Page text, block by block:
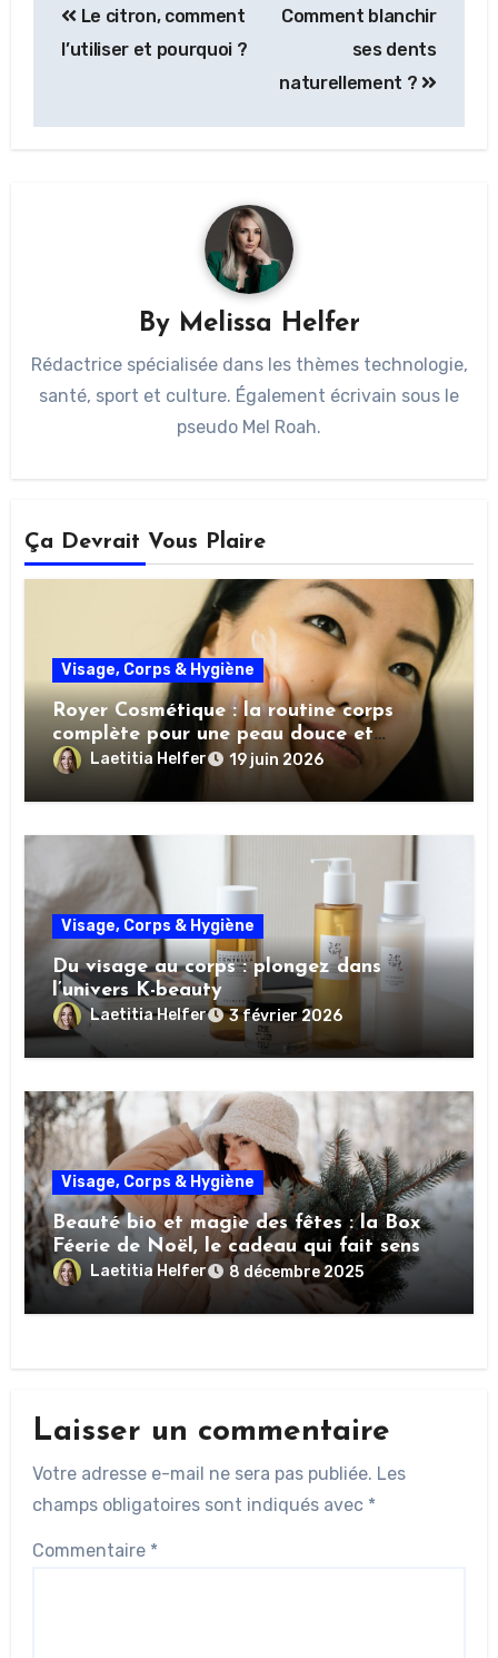
Le citron, comment
l’utiliser et pourquoi ?
Comment blanchir
ses dents
naturellement ?
By Melissa Helfer
Rédactrice spécialisée dans les thèmes technologie,
santé, sport et culture. Également écrivain sous le
pseudo Mel Roah.
Ça Devrait Vous Plaire
Visage, Corps & Hygiène
Royer Cosmétique : la routine corps
complète pour une peau douce et
nourrieLaetitia Helfer 19 juin 2026
Visage, Corps & Hygiène
Du visage au corps : plongez dans
l’univers K-beauty
Laetitia Helfer 3 février 2026
Visage, Corps & Hygiène
Beauté bio et magie des fêtes : la Box
Féerie de Noël, le cadeau qui fait sens
Laetitia Helfer 8 décembre 2025
Laisser un commentaire
Votre adresse e-mail ne sera pas publiée. Les
champs obligatoires sont indiqués avec *
Commentaire *